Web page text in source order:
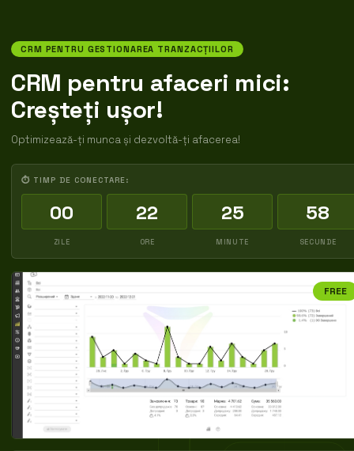
CRM PENTRU GESTIONAREA TRANZACȚIILOR
CRM pentru afaceri mici:
Creșteți ușor!
Optimizează-ți munca și dezvoltă-ți afacerea!
⏱ TIMP DE CONECTARE:
00
ZILE
22
ORE
25
MINUTE
57
SECUNDE
FREE